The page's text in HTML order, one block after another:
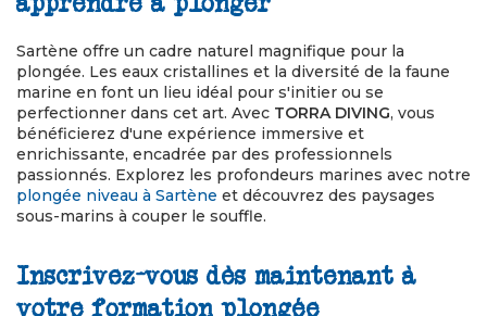
Sartène offre un cadre naturel magnifique pour la
plongée. Les eaux cristallines et la diversité de la faune
marine en font un lieu idéal pour s'initier ou se
perfectionner dans cet art. Avec TORRA DIVING, vous
bénéficierez d'une expérience immersive et
enrichissante, encadrée par des professionnels
passionnés. Explorez les profondeurs marines avec notre
plongée niveau à Sartène et découvrez des paysages
sous-marins à couper le souffle.
Inscrivez-vous dès maintenant à
votre formation plongée